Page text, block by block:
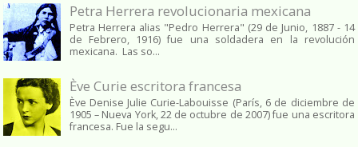
Petra Herrera revolucionaria mexicana
Petra Herrera alias "Pedro Herrera" (29 de Junio, 1887 - 14
de Febrero, 1916) fue una soldadera en la revolución
mexicana. Las so...
Ève Curie escritora francesa
Ève Denise Julie Curie-Labouisse (París, 6 de diciembre de
1905 – Nueva York, 22 de octubre de 2007) fue una escritora
francesa. Fue la segu...